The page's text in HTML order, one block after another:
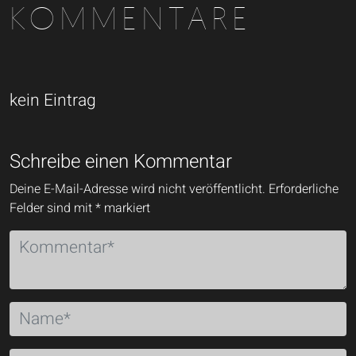
KOMMENTARE
kein Eintrag
Schreibe einen Kommentar
Deine E-Mail-Adresse wird nicht veröffentlicht. Erforderliche
Felder sind mit* markiert